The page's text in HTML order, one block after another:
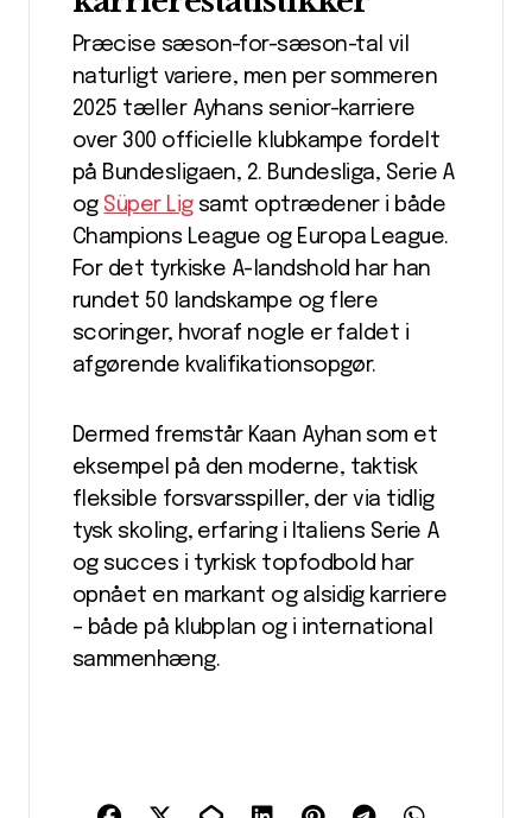
Præcise sæson-for-sæson-tal vil
naturligt variere, men per sommeren
2025 tæller Ayhans senior-karriere
over 300 officielle klubkampe fordelt
på Bundesligaen, 2. Bundesliga, Serie A
og Süper Ligsamt optrædener i både
Champions League og Europa League.
For det tyrkiske A-landshold har han
rundet 50 landskampe og flere
scoringer, hvoraf nogle er faldet i
afgørende kvalifikationsopgør.
Dermed fremstår Kaan Ayhan som et
eksempel på den moderne, taktisk
fleksible forsvarsspiller, der via tidlig
tysk skoling, erfaring i Italiens Serie A
og succes i tyrkisk topfodbold har
opnået en markant og alsidig karriere
– både på klubplan og i international
sammenhæng.